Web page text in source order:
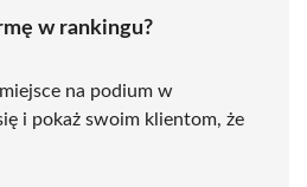
w rankingu?
na podium w
i pokaż swoim klientom, że